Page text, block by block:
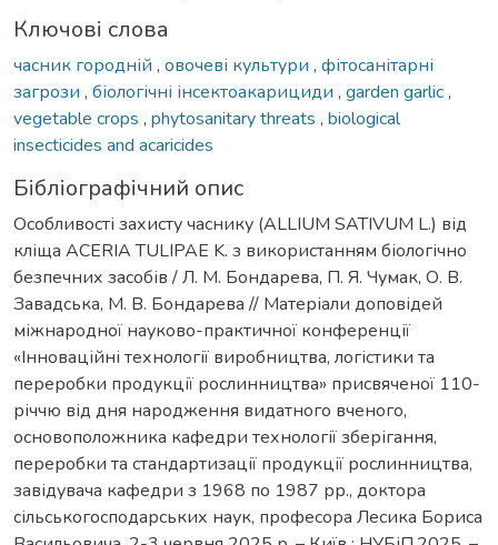
Ключові слова
часник городній , овочеві культури , фітосанітарні
загрози , біологічні інсектоакарициди , garden garlic,
vegetable crops , phytosanitary threats , biological
insecticides and acaricides
Бібліографічний опис
Особливості захисту часнику (ALLIUM SATIVUM L.) від
кліща ACERIA TULIPAE K. з використанням біологічно
безпечних засобів / Л. М. Бондарева, П. Я. Чумак, О. В.
Завадська, М. В. Бондарева // Матеріали доповідей
міжнародної науково-практичної конференції
«Інноваційні технології виробництва, логістики та
переробки продукції рослинництва» присвяченої 110-
річчю від дня народження видатного вченого,
основоположника кафедри технології зберігання,
переробки та стандартизації продукції рослинництва,
завідувача кафедри з 1968 по 1987 рр., доктора
сільськогосподарських наук, професора Лесика Бориса